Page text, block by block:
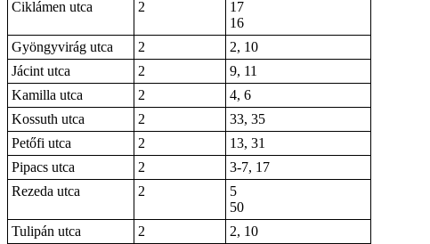
Ciklámen utca
2
17
16
Gyöngyvirág utca
2
2, 10
Jácint utca
2
9, 11
Kamilla utca
2
4, 6
Kossuth utca
2
33, 35
Petőfi utca
2
13, 31
Pipacs utca
2
3-7, 17
Rezeda utca
2
5
50
Tulipán utca
2
2, 10